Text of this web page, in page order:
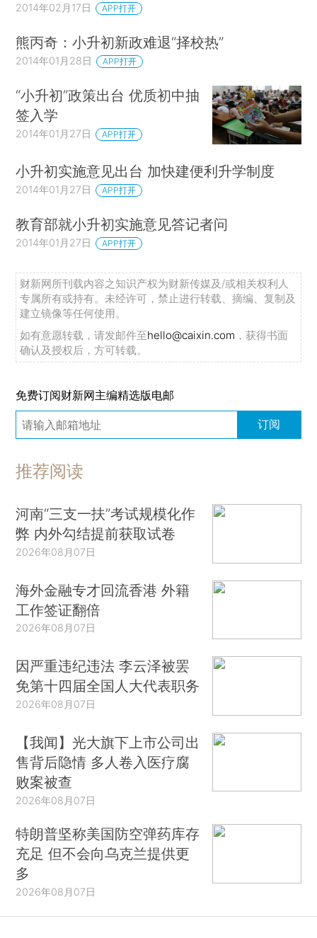
2014年02月17日 APP打开
熊丙奇：小升初新政难退“择校热”
2014年01月28日 APP打开
“小升初”政策出台 优质初中抽
签入学
2014年01月27日 APP打开
小升初实施意见出台 加快建便利升学制度
2014年01月27日 APP打开
教育部就小升初实施意见答记者问
2014年01月27日 APP打开
财新网所刊载内容之知识产权为财新传媒及/或相关权利人
专属所有或持有。未经许可，禁止进行转载、摘编、复制及
建立镜像等任何使用。
如有意愿转载，请发邮件至hello@caixin.com ，获得书面
确认及授权后，方可转载。
免费订阅财新网主编精选版电邮
订阅
推荐阅读
河南“三支一扶”考试规模化作
弊 内外勾结提前获取试卷
2026年08月07日
海外金融专才回流香港 外籍
工作签证翻倍
2026年08月07日
因严重违纪违法 李云泽被罢
免第十四届全国人大代表职务
2026年08月07日
【我闻】光大旗下上市公司出
售背后隐情 多人卷入医疗腐
败案被查
2026年08月07日
特朗普坚称美国防空弹药库存
充足 但不会向乌克兰提供更
多
2026年08月07日